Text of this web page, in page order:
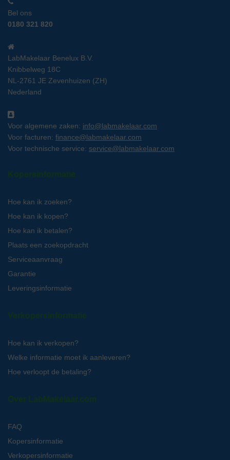
Bel ons
0180 321 820
LabMakelaar Benelux B.V.
Knibbelweg 18C
NL-2761 JE Zevenhuizen (ZH)
Nederland
Voor algemene zaken: info@labmakelaar.com
Voor facturen: finance@labmakelaar.com
Voor technische service: service@labmakelaar.com
Kopersinformatie
Hoe kan ik zoeken?
Hoe kan ik kopen?
Hoe kan ik betalen?
Plaats een zoekopdracht
Serviceaanvraag
Garantie
Leveringsinformatie
Verkopersinformatie
Hoe kan ik verkopen?
Welke informatie moet ik aanleveren?
Hoe verloopt de betaling?
Over LabMakelaar.com
FAQ
Kopersinformatie
Verkopersinformatie